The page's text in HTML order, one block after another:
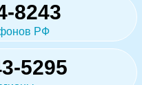
8243
РФ
5295